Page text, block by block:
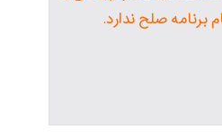
برنامه صلح ندارد.